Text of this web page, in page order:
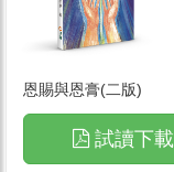
恩賜與恩膏(二版)
試讀下載